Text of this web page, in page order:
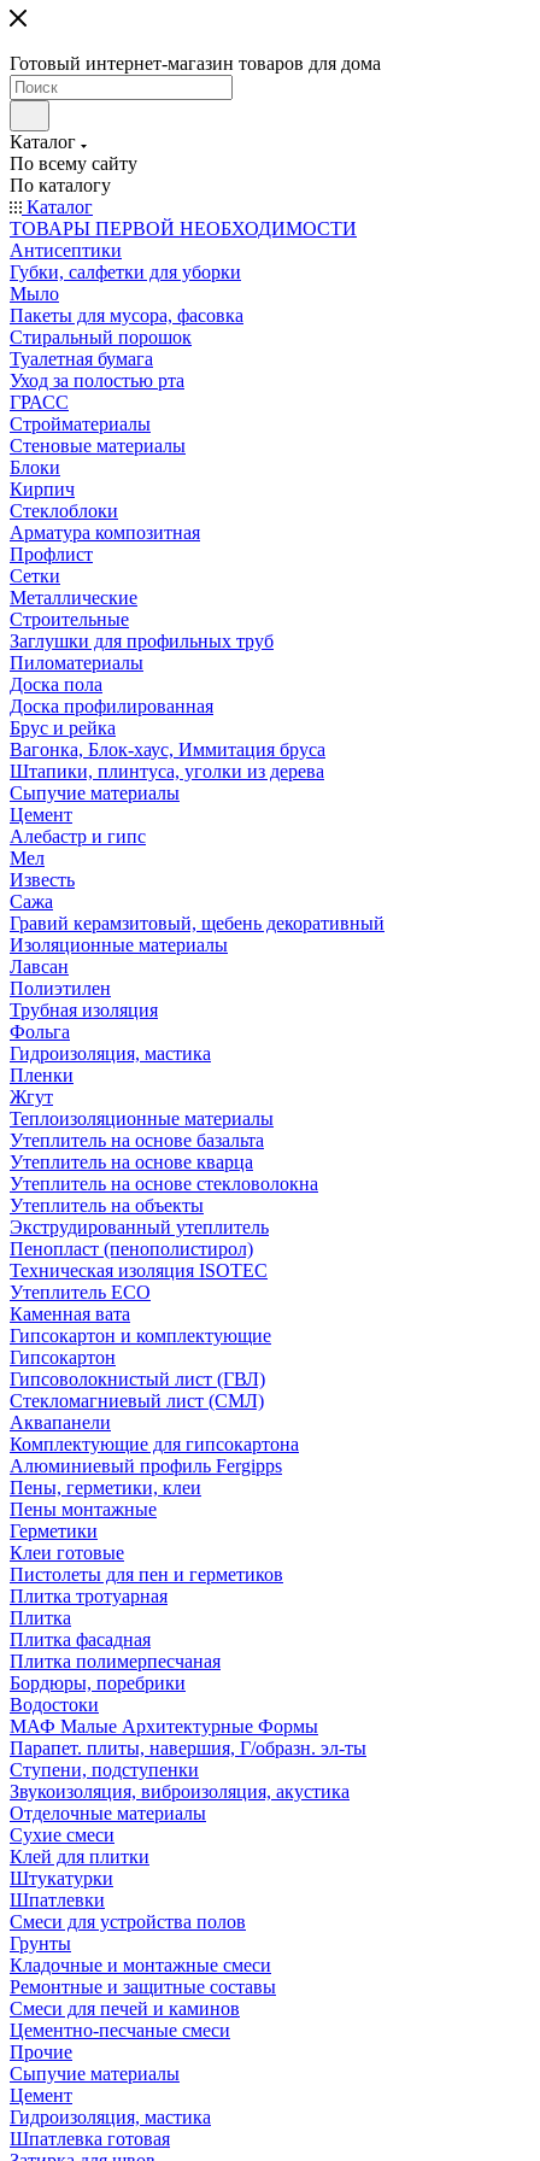
Готовый интернет-магазин товаров для дома
Каталог
По всему сайту
По каталогу
Каталог
ТОВАРЫ ПЕРВОЙ НЕОБХОДИМОСТИ
Антисептики
Губки, салфетки для уборки
Мыло
Пакеты для мусора, фасовка
Стиральный порошок
Туалетная бумага
Уход за полостью рта
ГРАСС
Стройматериалы
Стеновые материалы
Блоки
Кирпич
Стеклоблоки
Арматура композитная
Профлист
Сетки
Металлические
Строительные
Заглушки для профильных труб
Пиломатериалы
Доска пола
Доска профилированная
Брус и рейка
Вагонка, Блок-хаус, Иммитация бруса
Штапики, плинтуса, уголки из дерева
Сыпучие материалы
Цемент
Алебастр и гипс
Мел
Известь
Сажа
Гравий керамзитовый, щебень декоративный
Изоляционные материалы
Лавсан
Полиэтилен
Трубная изоляция
Фольга
Гидроизоляция, мастика
Пленки
Жгут
Теплоизоляционные материалы
Утеплитель на основе базальта
Утеплитель на основе кварца
Утеплитель на основе стекловолокна
Утеплитель на объекты
Экструдированный утеплитель
Пенопласт (пенополистирол)
Техническая изоляция ISOTEC
Утеплитель ECO
Каменная вата
Гипсокартон и комплектующие
Гипсокартон
Гипсоволокнистый лист (ГВЛ)
Стекломагниевый лист (СМЛ)
Аквапанели
Комплектующие для гипсокартона
Алюминиевый профиль Fergipps
Пены, герметики, клеи
Пены монтажные
Герметики
Клеи готовые
Пистолеты для пен и герметиков
Плитка тротуарная
Плитка
Плитка фасадная
Плитка полимерпесчаная
Бордюры, поребрики
Водостоки
МАФ Малые Архитектурные Формы
Парапет. плиты, навершия, Г/образн. эл-ты
Ступени, подступенки
Звукоизоляция, виброизоляция, акустика
Отделочные материалы
Сухие смеси
Клей для плитки
Штукатурки
Шпатлевки
Смеси для устройства полов
Грунты
Кладочные и монтажные смеси
Ремонтные и защитные составы
Смеси для печей и каминов
Цементно-песчаные смеси
Прочие
Сыпучие материалы
Цемент
Гидроизоляция, мастика
Шпатлевка готовая